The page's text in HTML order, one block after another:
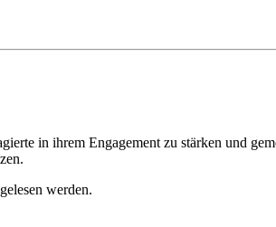
in ihrem Engagement zu stärken und
werden.